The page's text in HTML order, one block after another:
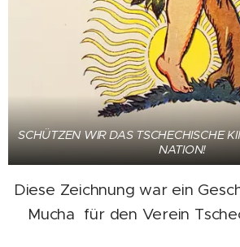
SCHÜTZEN WIR DAS TSCHECHISCHE
NATION!
Diese Zeichnung war ein
Mucha für den Verein